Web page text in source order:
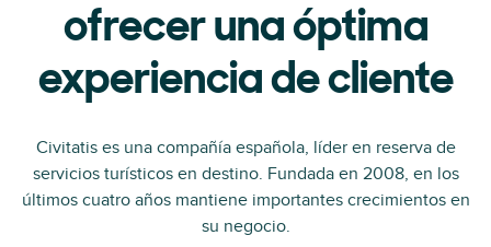
ofrecer una óptima
experiencia de cliente
Civitatis es una compañía española, líder en reserva de
servicios turísticos en destino. Fundada en 2008, en los
últimos cuatro años mantiene importantes crecimientos en
su negocio.